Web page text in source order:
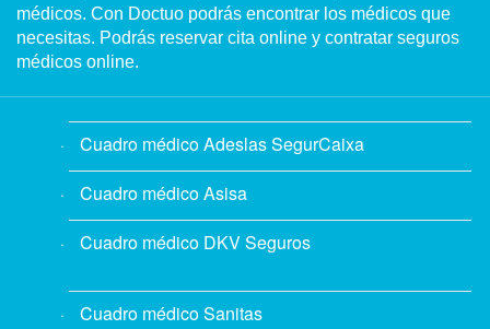
médicos. Con Doctuo podrás encontrar los médicos que
necesitas. Podrás reservar cita online y contratar seguros
médicos online.
Cuadro médico Adeslas SegurCaixa
Cuadro médico Asisa
Cuadro médico DKV Seguros
Cuadro médico Sanitas